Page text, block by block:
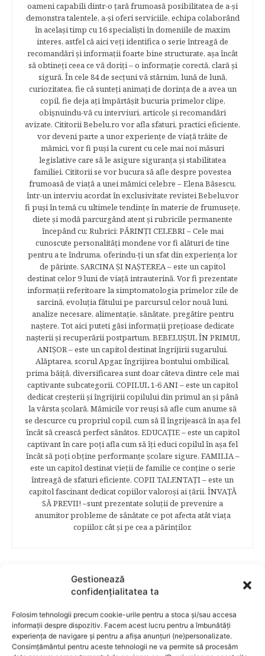
Gestionează
confidențialitatea ta
Folosim tehnologii precum cookie-urile pentru a stoca și/sau accesa
informații despre dispozitiv. Facem acest lucru pentru a îmbunătăți
experiența de navigare și pentru a afișa anunțuri (ne)personalizate.
Consimțământul pentru aceste tehnologii ne va permite să procesăm
oameni capabili dintr-o ţară frumoasă posibilitatea de a-şi
demonstra talentele, a-şi oferi serviciile, echipa colaborând
în acelaşi timp cu 16 specialişti în domeniile de maxim
interes, astfel că aici veţi identifica o serie întreagă de
recomandări şi informaţii foarte bine structurate, aşa încât
să obtineţi ceea ce vă doriţi – o informaţie corectă, clară şi
sigură. În cele 84 de secțuni vă stârnim, lună de lună,
curiozitatea, fie că sunteţi animaţi de dorinţa de a avea un
copil, fie deja aţi împărtăşit bucuria primelor clipe,
obişnuindu-vă cu interviuri, articole şi recomandări
avizate. Cititorii Bebelu.ro vor afla sfaturi, practici eficiente,
vor deveni parte a unor experienţe de viaţă trăite de
mămici, vor fi puşi la curent cu cele mai noi măsuri
legislative care să le asigure siguranţa şi stabilitatea
familiei. Cititorii se vor bucura să afle despre povestea
frumoasă de viață a unei mămici celebre – Elena Băsescu,
într-un interviu acordat în exclusivitate revistei Bebelu,vor
fi puşi în temă cu ultimele tendinţe în materie de frumuseţe,
diete şi modă parcurgând atent şi rubricile permanente
începând cu: Rubrici: PĂRINŢI CELEBRI – Cele mai
cunoscute personalităţi mondene vor fi alături de tine
pentru a te îndruma, oferindu-ţi un sfat din experienţa lor
de părinte. SARCINA ŞI NAŞTEREA – este un capitol
destinat celor 9 luni de viaţă intrauterină. Vor fi prezentate
informaţii referitoare la simptomatologia primelor zile de
sarcină, evoluţia fătului pe parcursul celor nouă luni,
analize necesare, alimentaţie, sănătate, pregătire pentru
naştere. Tot aici puteti găsi informaţii preţioase dedicate
naşterii şi recuperării postpartum. BEBELUŞUL ÎN PRIMUL
ANIŞOR – este un capitol destinat îngrijirii sugarului.
Alăptarea, scorul Apgar, îngrijirea bontului ombilical,
prima băiţă, diversificarea sunt doar câteva dintre cele mai
captivante subcategorii. COPILUL 1-6 ANI – este un capitol
dedicat creşterii şi îngrijirii copilului din primul an şi până
la vârsta şcolară. Mămicile vor reuşi să afle cum anume să
se descurce cu propriul copil, cum să îl îngrijească în aşa fel
încât să crească perfect sănătos. EDUCAŢIE – este un capitol
captivant în care poţi afla cum să îţi educi copilul în aşa fel
încât să poţi obţine performanţe şcolare sigure. FAMILIA –
este un capitol destinat vieţii de familie ce conţine o serie
întreagă de sfaturi eficiente. COPII TALENTAŢI – este un
capitol fascinant dedicat copiilor valoroși ai țării. ÎNVAŢĂ
SĂ PREVII! –sunt prezentate soluţii de prevenire a
anumitor probleme de sănătate ce pot afecta atât viaţa
copiilor, cât şi pe cea a părinţilor.
RELATED POSTS